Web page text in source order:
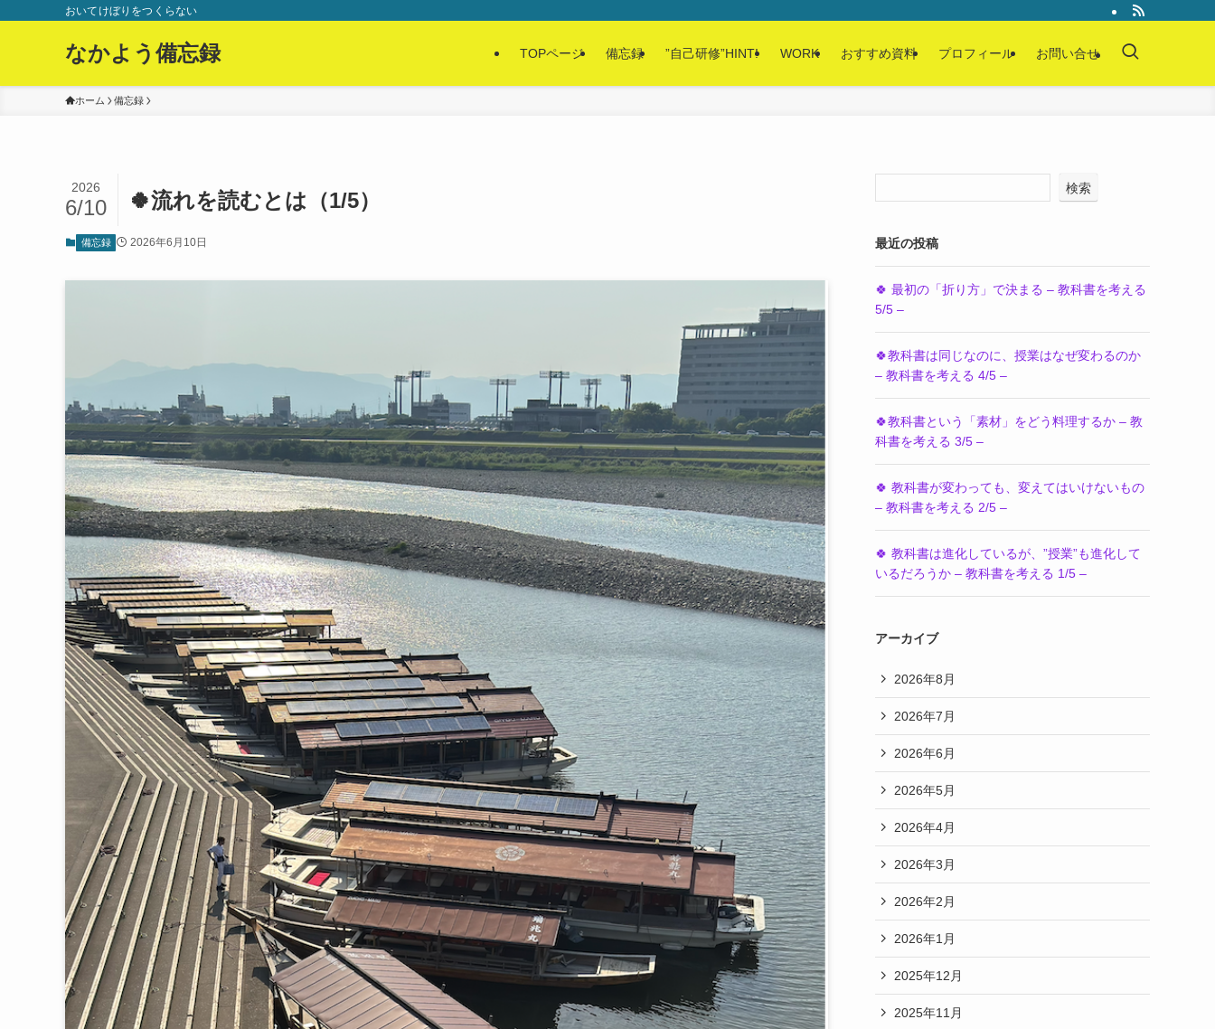
おいてけぼりをつくらない
なかよう備忘録 TOPページ 備忘録 ”自己研修”HINT! WORK おすすめ資料 プロフィール お問い合せ
ホーム 備忘録
🍀流れを読むとは（1/5）
2026
6/10
備忘録 2026年6月10日
検索
最近の投稿
🍀 最初の「折り方」で決まる – 教科書を考える
5/5 –
🍀教科書は同じなのに、授業はなぜ変わるのか
– 教科書を考える 4/5 –
🍀教科書という「素材」をどう料理するか – 教
科書を考える 3/5 –
🍀 教科書が変わっても、変えてはいけないもの
– 教科書を考える 2/5 –
🍀 教科書は進化しているが、”授業”も進化して
いるだろうか – 教科書を考える 1/5 –
アーカイブ
2026年8月
2026年7月
2026年6月
2026年5月
2026年4月
2026年3月
2026年2月
2026年1月
2025年12月
2025年11月